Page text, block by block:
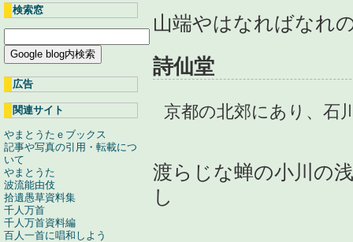
検索窓
広告
関連サイト
やまとうたｅブックス
記事や写真の引用・転載につ
いて
やまとうた
波流能由伎
拾遺愚草資料集
千人万首
千人万首資料編
百人一首に唱和しよう
山端やはなればなれ
詩仙堂
京都の北郊にあり、石
渡らじな蝉の小川の
し